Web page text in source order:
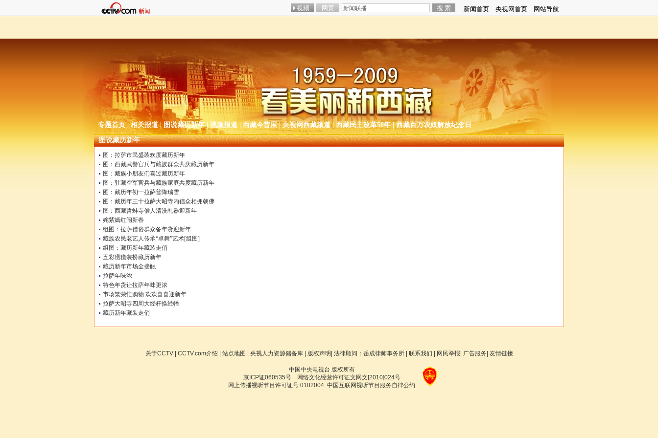
专题首页|相关报道| 图说藏历新年| 视频报道 西藏今昔展|央视网西藏频道| 西藏民主改革50年|西藏百万农奴解放纪念日
图说藏历新年
图：拉萨市民盛装欢度藏历新年
图：西藏武警官兵与藏族群众共庆藏历新年
图：藏族小朋友们喜过藏历新年
图：驻藏空军官兵与藏族家庭共度藏历新年
图：藏历年初一拉萨普降瑞雪
图：藏历年三十拉萨大昭寺内信众相拥朝佛
图：西藏哲蚌寺僧人清洗礼器迎新年
姹紫嫣红闹新春
组图：拉萨僧俗群众备年货迎新年
藏族农民老艺人传承“卓舞”艺术[组图]
组图：藏历新年藏装走俏
五彩氆氇装扮藏历新年
藏历新年市场全接触
拉萨年味浓
特色年货让拉萨年味更浓
市场繁荣忙购物 欢欢喜喜迎新年
拉萨大昭寺四周大经杆换经幡
藏历新年藏装走俏
关于CCTV| CCTV.com介绍 站点地图 央视人力资源储备库| 版权声明 法律顾问：岳成律师事务所| 联系我们 网民举报 广告服务 友情链接
中国中央电视台 版权所有
京ICP证060535号网络文化经营许可证文网文[2010]024号
网上传播视听节目许可证号 0102004 中国互联网视听节目服务自律公约